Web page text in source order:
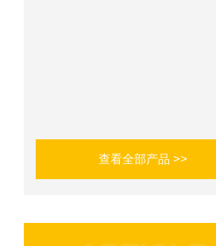
查看全部产品 >>